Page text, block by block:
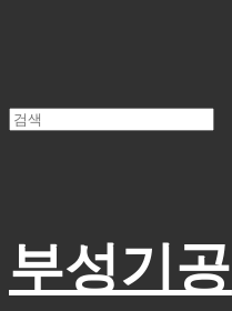
부성기